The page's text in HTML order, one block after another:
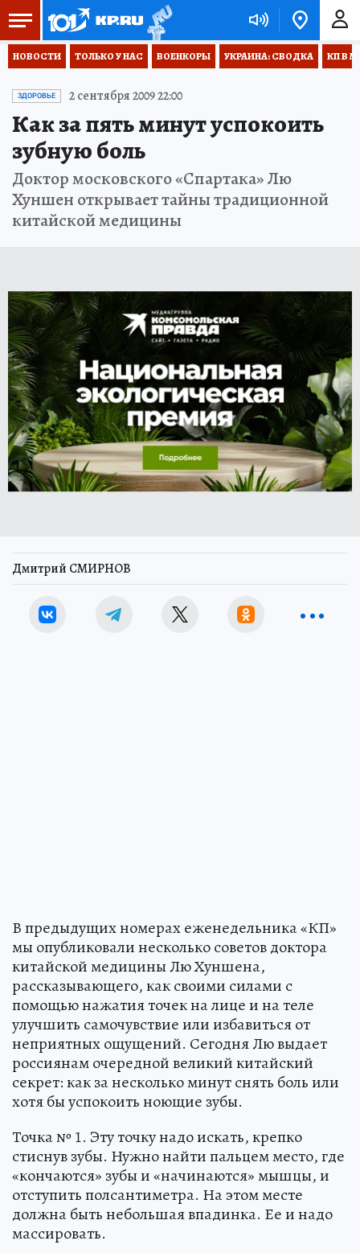
НОВОСТИ ТОЛЬКО У НАС ВОЕНКОРЫ УКРАИНА: СВОДКА КП В
ЗДОРОВЬЕ 2 сентября 2009 22:00
Как за пять минут успокоить
зубную боль
Доктор московского «Спартака» Лю
Хуншен открывает тайны традиционной
китайской медицины
Дмитрий СМИРНОВ
В предыдущих номерах еженедельника «КП»
мы опубликовали несколько советов доктора
китайской медицины Лю Хуншена,
рассказывающего, как своими силами с
помощью нажатия точек на лице и на теле
улучшить самочувствие или избавиться от
неприятных ощущений. Сегодня Лю выдает
россиянам очередной великий китайский
секрет: как за несколько минут снять боль или
хотя бы успокоить ноющие зубы.
Точка № 1. Эту точку надо искать, крепко
стиснув зубы. Нужно найти пальцем место, где
«кончаются» зубы и «начинаются» мышцы, и
отступить полсантиметра. На этом месте
должна быть небольшая впадинка. Ее и надо
массировать.